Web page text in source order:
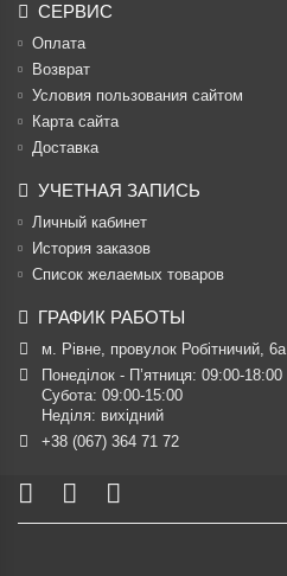
СЕРВИС
Оплата
Возврат
Условия пользования сайтом
Карта сайта
Доставка
УЧЕТНАЯ ЗАПИСЬ
Личный кабинет
История заказов
Список желаемых товаров
ГРАФИК РАБОТЫ
м. Рівне, провулок Робітничий, 6а
Понеділок - П’ятниця: 09:00-18:00
Субота: 09:00-15:00
Неділя: вихідний
+38 (067) 364 71 72